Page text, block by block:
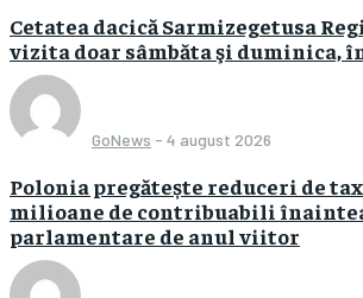
Cetatea dacică Sarmizegetusa
vizita doar sâmbăta şi duminica,
GoNews - 4 august 2026
Polonia pregătește reduceri de
milioane de contribuabili
parlamentare de anul viitor